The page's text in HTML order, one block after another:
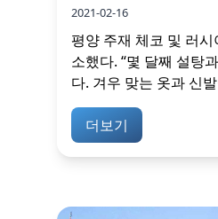
2021-02-16
평양 주재 체코 및 러
소했다. “몇 달째 설탕
다. 겨우 맞는 옷과 신
더보기